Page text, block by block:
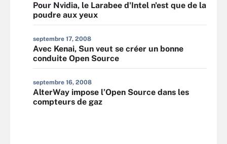
Pour Nvidia, le Larabee d'Intel n'est que de la
poudre aux yeux
septembre 17, 2008
Avec Kenai, Sun veut se créer un bonne
conduite Open Source
septembre 16, 2008
AlterWay impose l’Open Source dans les
compteurs de gaz